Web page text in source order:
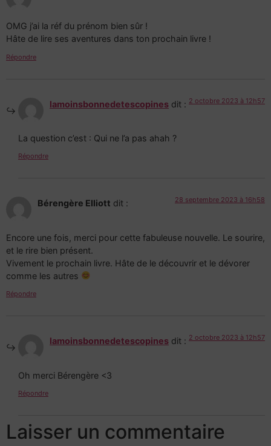
OMG j’ai la réf du prénom bien sûr !
Hâte de lire ses aventures dans ton prochain livre !
Répondre
lamoinsbonnedetescopines dit : 2 octobre 2023 à 12h57
La question c’est : Qui ne l’a pas ahah ?
Répondre
Bérengère Elliott dit : 28 septembre 2023 à 16h58
Encore une fois, merci pour cette fabuleuse nouvelle. Le sourire,
et le rire bien présent.
Vivement le prochain livre. Hâte de le découvrir et le dévorer
comme les autres
Répondre
lamoinsbonnedetescopines dit : 2 octobre 2023 à 12h57
Oh merci Bérengère <3
Répondre
Laisser un commentaire